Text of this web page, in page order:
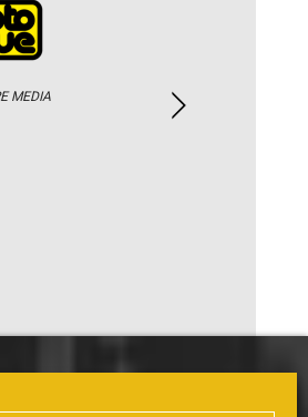
MEDIA
PARTENAIRES